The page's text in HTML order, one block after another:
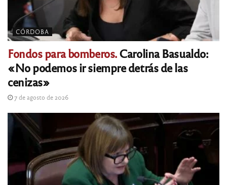
CÓRDOBA
Fondos para bomberos.Carolina Basualdo:
«No podemos ir siempre detrás de las
cenizas»
7 de agosto de 2026